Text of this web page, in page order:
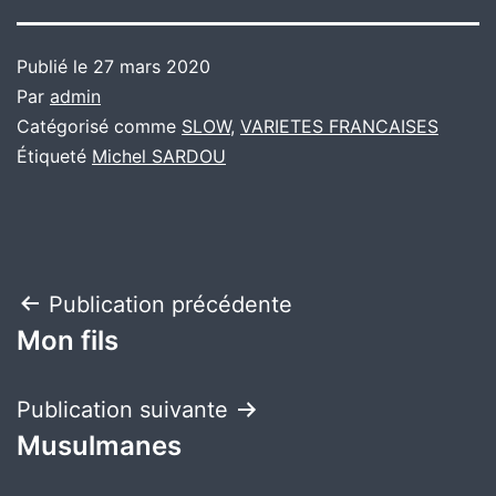
Publié le 27 mars 2020
Par admin
Catégorisé comme SLOW, VARIETES FRANCAISES
Étiqueté Michel SARDOU
Navigation
de
l’article
Publication précédente
Mon fils
Publication suivante
Musulmanes